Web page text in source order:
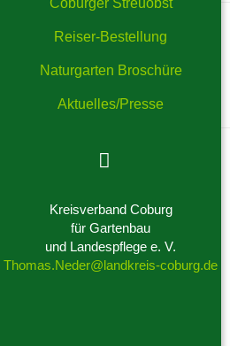
Coburger Streuobst
Reiser-Bestellung
Naturgarten Broschüre
Aktuelles/Presse
Kreisverband Coburg
für Gartenbau
und Landespflege e. V.
Thomas.Neder@landkreis-coburg.de